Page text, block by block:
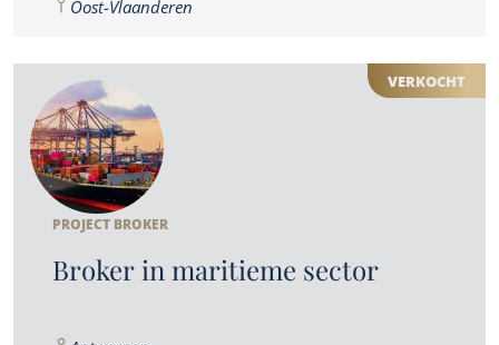
Oost-Vlaanderen
PROJECT BROKER
Broker in maritieme sector
VERKOCHT